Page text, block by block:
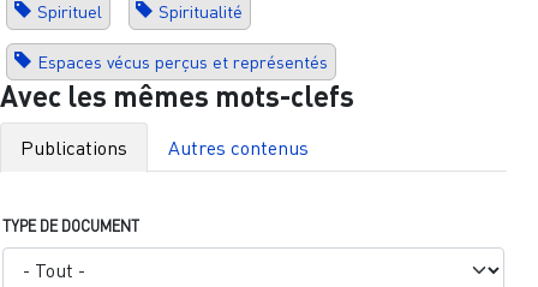
Spirituel Spiritualité
Espaces vécus perçus et représentés
Avec les mêmes mots-clefs
Publications Autres contenus
TYPE DE DOCUMENT